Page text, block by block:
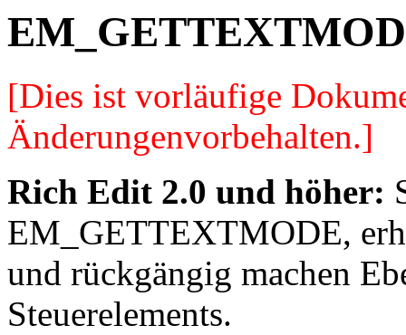
[Dies ist vorläufige
Änderungenvorbehalten.]
Rich Edit 2.0 und höher:
EM_GETTEXTMODE,
und rückgängig machen
Steuerelements.